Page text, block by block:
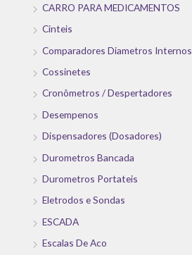
CARRO PARA MEDICAMENTOS
Cinteis
Comparadores Diametros Internos
Cossinetes
Cronômetros / Despertadores
Desempenos
Dispensadores (Dosadores)
Durometros Bancada
Durometros Portateis
Eletrodos e Sondas
ESCADA
Escalas De Aco